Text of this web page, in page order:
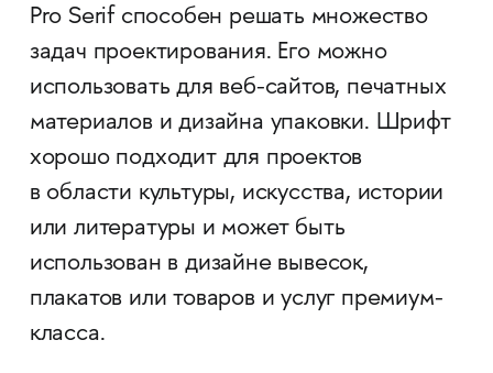
Pro Serif способен решать множество
задач проектирования. Его можно
использовать для веб-сайтов, печатных
материалов и дизайна упаковки. Шрифт
хорошо подходит для проектов
в области культуры, искусства, истории
или литературы и может быть
использован в дизайне вывесок,
плакатов или товаров и услуг премиум-
класса.